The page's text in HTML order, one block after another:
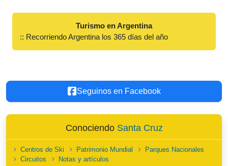
Turismo en Argentina
:: Recorriendo Argentina los 365 días del año
Seguinos en Facebook
Conociendo Santa Cruz
Centros de Ski Patrimonio Mundial
Parques Nacionales
Circuitos
Notas y artículos